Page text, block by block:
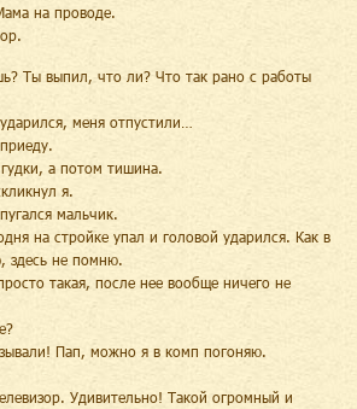
на проводе.
Ты выпил, что ли? Что так рано с работы
меня отпустили…
а потом тишина.
я.
мальчик.
на стройке упал и головой ударился. Как в
не помню.
такая, после нее вообще ничего не
Пап, можно я в комп погоняю.
Удивительно! Такой огромный и